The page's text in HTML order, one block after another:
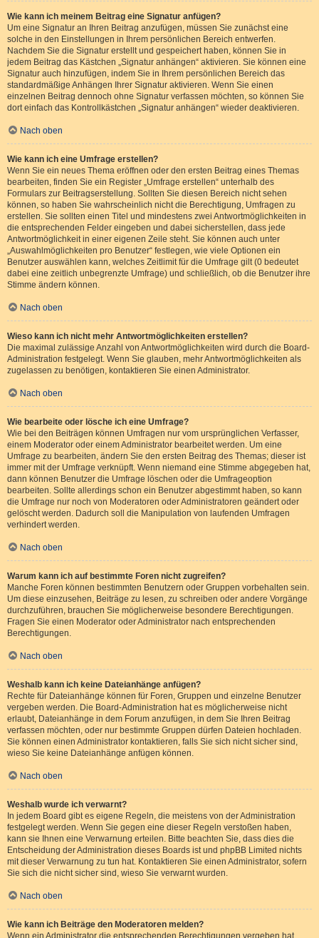
Wie kann ich meinem Beitrag eine Signatur anfügen?
Um eine Signatur an Ihren Beitrag anzufügen, müssen Sie zunächst eine
solche in den Einstellungen in Ihrem persönlichen Bereich entwerfen.
Nachdem Sie die Signatur erstellt und gespeichert haben, können Sie in
jedem Beitrag das Kästchen „Signatur anhängen“ aktivieren. Sie können eine
Signatur auch hinzufügen, indem Sie in Ihrem persönlichen Bereich das
standardmäßige Anhängen Ihrer Signatur aktivieren. Wenn Sie einen
einzelnen Beitrag dennoch ohne Signatur verfassen möchten, so können Sie
dort einfach das Kontrollkästchen „Signatur anhängen“ wieder deaktivieren.
Nach oben
Wie kann ich eine Umfrage erstellen?
Wenn Sie ein neues Thema eröffnen oder den ersten Beitrag eines Themas
bearbeiten, finden Sie ein Register „Umfrage erstellen“ unterhalb des
Formulars zur Beitragserstellung. Sollten Sie diesen Bereich nicht sehen
können, so haben Sie wahrscheinlich nicht die Berechtigung, Umfragen zu
erstellen. Sie sollten einen Titel und mindestens zwei Antwortmöglichkeiten in
die entsprechenden Felder eingeben und dabei sicherstellen, dass jede
Antwortmöglichkeit in einer eigenen Zeile steht. Sie können auch unter
„Auswahlmöglichkeiten pro Benutzer“ festlegen, wie viele Optionen ein
Benutzer auswählen kann, welches Zeitlimit für die Umfrage gilt (0 bedeutet
dabei eine zeitlich unbegrenzte Umfrage) und schließlich, ob die Benutzer ihre
Stimme ändern können.
Nach oben
Wieso kann ich nicht mehr Antwortmöglichkeiten erstellen?
Die maximal zulässige Anzahl von Antwortmöglichkeiten wird durch die Board-
Administration festgelegt. Wenn Sie glauben, mehr Antwortmöglichkeiten als
zugelassen zu benötigen, kontaktieren Sie einen Administrator.
Nach oben
Wie bearbeite oder lösche ich eine Umfrage?
Wie bei den Beiträgen können Umfragen nur vom ursprünglichen Verfasser,
einem Moderator oder einem Administrator bearbeitet werden. Um eine
Umfrage zu bearbeiten, ändern Sie den ersten Beitrag des Themas; dieser ist
immer mit der Umfrage verknüpft. Wenn niemand eine Stimme abgegeben hat,
dann können Benutzer die Umfrage löschen oder die Umfrageoption
bearbeiten. Sollte allerdings schon ein Benutzer abgestimmt haben, so kann
die Umfrage nur noch von Moderatoren oder Administratoren geändert oder
gelöscht werden. Dadurch soll die Manipulation von laufenden Umfragen
verhindert werden.
Nach oben
Warum kann ich auf bestimmte Foren nicht zugreifen?
Manche Foren können bestimmten Benutzern oder Gruppen vorbehalten sein.
Um diese einzusehen, Beiträge zu lesen, zu schreiben oder andere Vorgänge
durchzuführen, brauchen Sie möglicherweise besondere Berechtigungen.
Fragen Sie einen Moderator oder Administrator nach entsprechenden
Berechtigungen.
Nach oben
Weshalb kann ich keine Dateianhänge anfügen?
Rechte für Dateianhänge können für Foren, Gruppen und einzelne Benutzer
vergeben werden. Die Board-Administration hat es möglicherweise nicht
erlaubt, Dateianhänge in dem Forum anzufügen, in dem Sie Ihren Beitrag
verfassen möchten, oder nur bestimmte Gruppen dürfen Dateien hochladen.
Sie können einen Administrator kontaktieren, falls Sie sich nicht sicher sind,
wieso Sie keine Dateianhänge anfügen können.
Nach oben
Weshalb wurde ich verwarnt?
In jedem Board gibt es eigene Regeln, die meistens von der Administration
festgelegt werden. Wenn Sie gegen eine dieser Regeln verstoßen haben,
kann sie Ihnen eine Verwarnung erteilen. Bitte beachten Sie, dass dies die
Entscheidung der Administration dieses Boards ist und phpBB Limited nichts
mit dieser Verwarnung zu tun hat. Kontaktieren Sie einen Administrator, sofern
Sie sich die nicht sicher sind, wieso Sie verwarnt wurden.
Nach oben
Wie kann ich Beiträge den Moderatoren melden?
Wenn ein Administrator die entsprechenden Berechtigungen vergeben hat,